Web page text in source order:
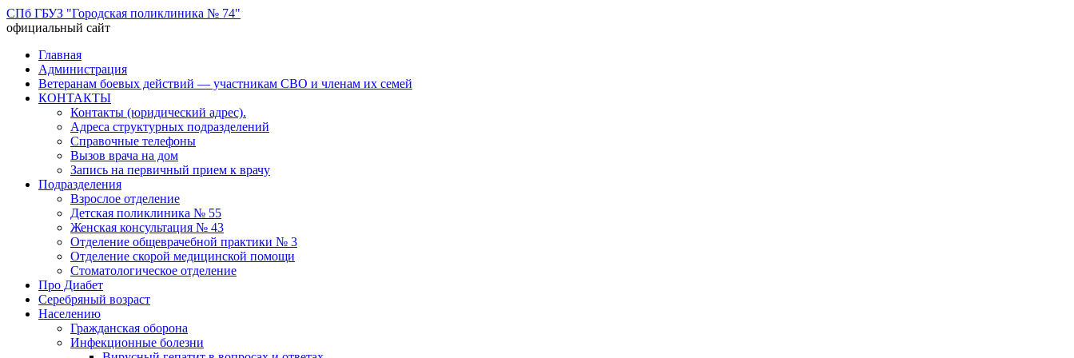
СПб ГБУЗ "Городская поликлиника № 74"
официальный сайт
Перейти
содержимому
Главная
Администрация
Ветеранам боевых действий — участникам СВО и членам их семей
КОНТАКТЫ
Контакты (юридический адрес).
Адреса структурных подразделений
Справочные телефоны
Вызов врача на дом
Запись на первичный прием к врачу
Подразделения
Взрослое отделение
Детская поликлиника № 55
Женская консультация № 43
Отделение общеврачебной практики № 3
Отделение скорой медицинской помощи
Стоматологическое отделение
Про Диабет
Серебряный возраст
Населению
Гражданская оборона
Инфекционные болезни